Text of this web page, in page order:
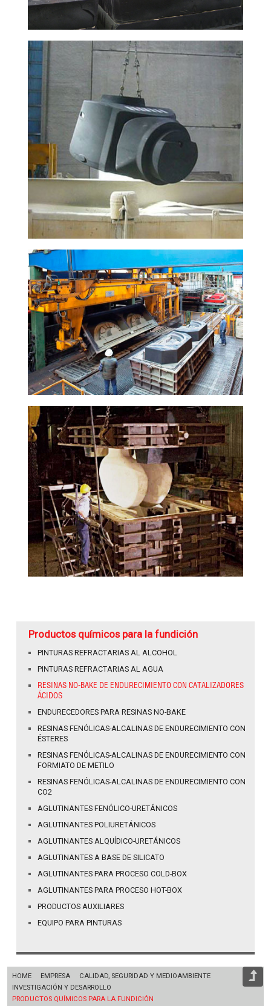
Productos químicos para la fundición
PINTURAS REFRACTARIAS AL ALCOHOL
PINTURAS REFRACTARIAS AL AGUA
RESINAS NO-BAKE DE ENDURECIMIENTO CON CATALIZADORES
ÁCIDOS
ENDURECEDORES PARA RESINAS NO-BAKE
RESINAS FENÓLICAS-ALCALINAS DE ENDURECIMIENTO CON
ÉSTERES
RESINAS FENÓLICAS-ALCALINAS DE ENDURECIMIENTO CON
FORMIATO DE METILO
RESINAS FENÓLICAS-ALCALINAS DE ENDURECIMIENTO CON
CO2
AGLUTINANTES FENÓLICO-URETÁNICOS
AGLUTINANTES POLIURETÁNICOS
AGLUTINANTES ALQUÍDICO-URETÁNICOS
AGLUTINANTES A BASE DE SILICATO
AGLUTINANTES PARA PROCESO COLD-BOX
AGLUTINANTES PARA PROCESO HOT-BOX
PRODUCTOS AUXILIARES
EQUIPO PARA PINTURAS
HOME EMPRESA
CALIDAD, SEGURIDAD Y MEDIOAMBIENTE
INVESTIGACIÓN Y DESARROLLO
PRODUCTOS QUÍMICOS PARA LA FUNDICIÓN